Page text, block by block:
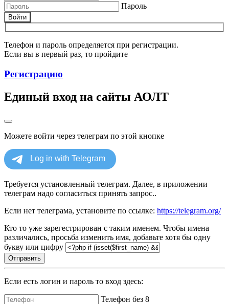
Пароль
Войти
Телефон и пароль определяется при регистрации.
Если вы в первый раз, то пройдите
Регистрацию
Единый вход на сайты АОЛТ
Можете войти через телеграм по этой кнопке
Требуется установленный телеграм. Далее, в приложении
телеграм надо согласиться принять запрос..
Если нет телеграма, установите по ссылке: https://telegram.org/
Кто то уже зарегестрирован с таким именем. Чтобы имена
различались, просьба изменить имя, добавьте хотя бы одну
букву или цифру
Отправить
Если есть логин и пароль то вход здесь:
Телефон без 8